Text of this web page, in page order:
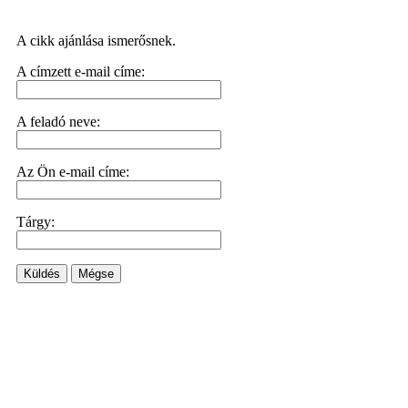
A cikk ajánlása ismerősnek.
A címzett e-mail címe:
A feladó neve:
Az Ön e-mail címe:
Tárgy:
Küldés Mégse